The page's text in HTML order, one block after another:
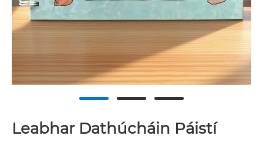
Leabhar Dathúcháin Páistí